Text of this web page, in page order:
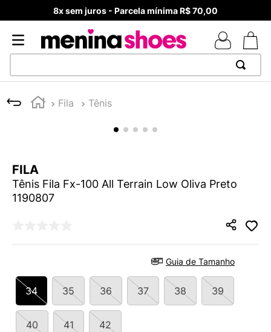
8x sem juros - Parcela mínima R$ 70,00
Fila Tênis
FILA
Tênis Fila Fx-100 All Terrain Low Oliva Preto
1190807
Guia de Tamanho
34 35 36 37 38 39
40 41 42
1
TÊNIS NEWS BALANCE 530
º
5º
ADIDAS
9º
NEW 530
10º VANS TÊNIS VANS ULTRARANGE